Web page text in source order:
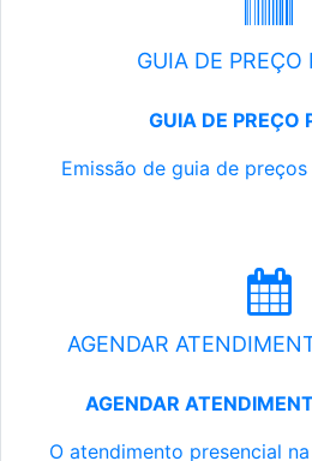
GUIA DE PREÇO
GUIA DE PREÇO
Emissão de guia de
AGENDAR
AGENDAR
O atendimento presencial